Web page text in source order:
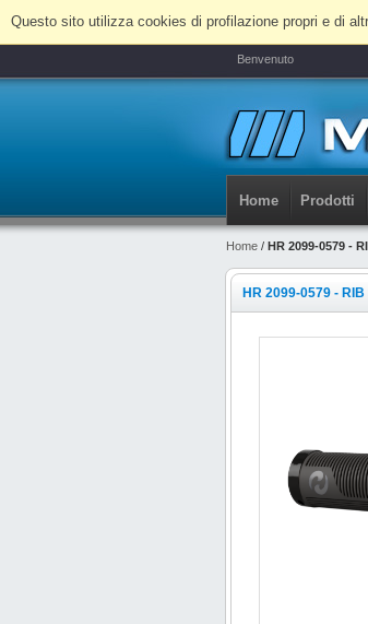
Questo sito utilizza cookies di profilazione propri e di
Benvenuto
Home Prodotti
Home / HR 2099-0579 -
HR 2099-0579 -